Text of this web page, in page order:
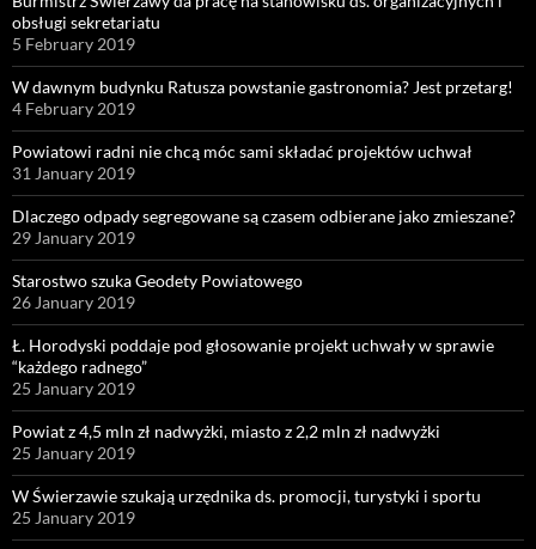
obsługi sekretariatu
5 February 2019
W dawnym budynku Ratusza powstanie gastronomia? Jest przetarg!
4 February 2019
Powiatowi radni nie chcą móc sami składać projektów uchwał
31 January 2019
Dlaczego odpady segregowane są czasem odbierane jako zmieszane?
29 January 2019
Starostwo szuka Geodety Powiatowego
26 January 2019
Ł. Horodyski poddaje pod głosowanie projekt uchwały w sprawie
“każdego radnego”
25 January 2019
Powiat z 4,5 mln zł nadwyżki, miasto z 2,2 mln zł nadwyżki
25 January 2019
W Świerzawie szukają urzędnika ds. promocji, turystyki i sportu
25 January 2019